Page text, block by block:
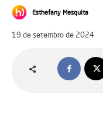
Esthefany Mesquita
19 de setembro de 2024